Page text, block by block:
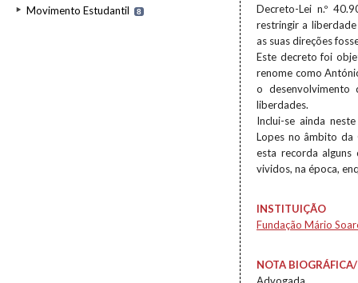
Movimento Estudantil 8
Decreto-Lei n.º
restringir a
as suas direções
Este decreto foi
renome como
o
liberdades.
Inclui-se ainda
Lopes no âmbito da
esta recorda
vividos, na época,
INSTITUIÇÃO
Fundação Mário
NOTA